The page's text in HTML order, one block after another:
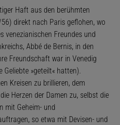
Haft aus den berühmten
direkt nach Paris geflohen, wo
venezianischen Freundes und
Abbé de Bernis, in den
Freundschaft war in Venedig
»geteilt« hatten).
Kreisen zu brillieren, dem
Herzen der Damen zu, selbst die
mit Geheim- und
so etwa mit Devisen- und